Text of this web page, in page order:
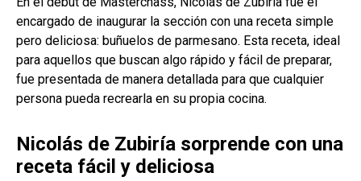
encargado de inaugurar la sección con una receta simple
pero deliciosa: buñuelos de parmesano. Esta receta, ideal
para aquellos que buscan algo rápido y fácil de preparar,
fue presentada de manera detallada para que cualquier
persona pueda recrearla en su propia cocina.
Nicolás de Zubiría sorprende con una
receta fácil y deliciosa